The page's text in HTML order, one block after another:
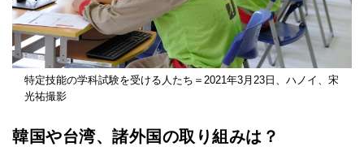
特定技能の学科試験を受ける人たち＝2021年3月23日、ハノイ、宋
光祐撮影
韓国や台湾、諸外国の取り組みは？